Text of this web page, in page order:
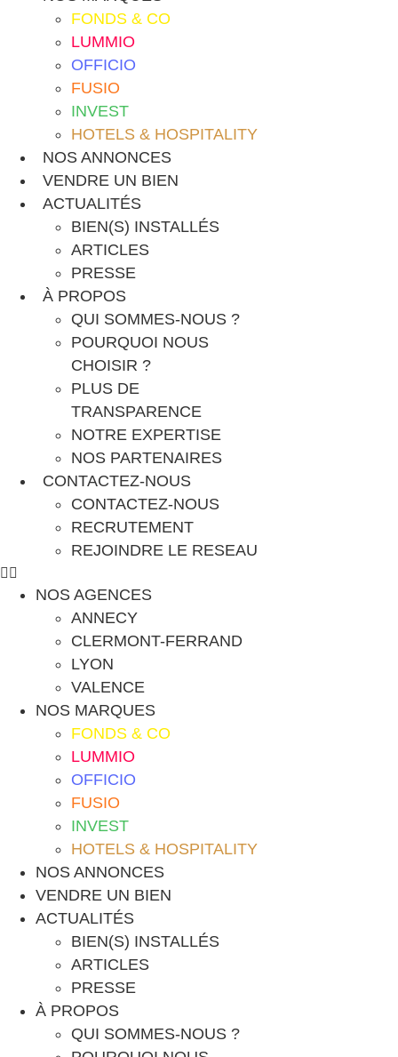
FONDS & CO
LUMMIO
OFFICIO
FUSIO
INVEST
HOTELS & HOSPITALITY
NOS ANNONCES
VENDRE UN BIEN
ACTUALITÉS
BIEN(S) INSTALLÉS
ARTICLES
PRESSE
À PROPOS
QUI SOMMES-NOUS ?
POURQUOI NOUS
CHOISIR ?
PLUS DE
TRANSPARENCE
NOTRE EXPERTISE
NOS PARTENAIRES
CONTACTEZ-NOUS
CONTACTEZ-NOUS
RECRUTEMENT
REJOINDRE LE RESEAU
NOS AGENCES
ANNECY
CLERMONT-FERRAND
LYON
VALENCE
NOS MARQUES
FONDS & CO
LUMMIO
OFFICIO
FUSIO
INVEST
HOTELS & HOSPITALITY
NOS ANNONCES
VENDRE UN BIEN
ACTUALITÉS
BIEN(S) INSTALLÉS
ARTICLES
PRESSE
À PROPOS
QUI SOMMES-NOUS ?